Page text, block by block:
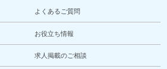
よくあるご質問
お役立ち情報
求人掲載のご相談